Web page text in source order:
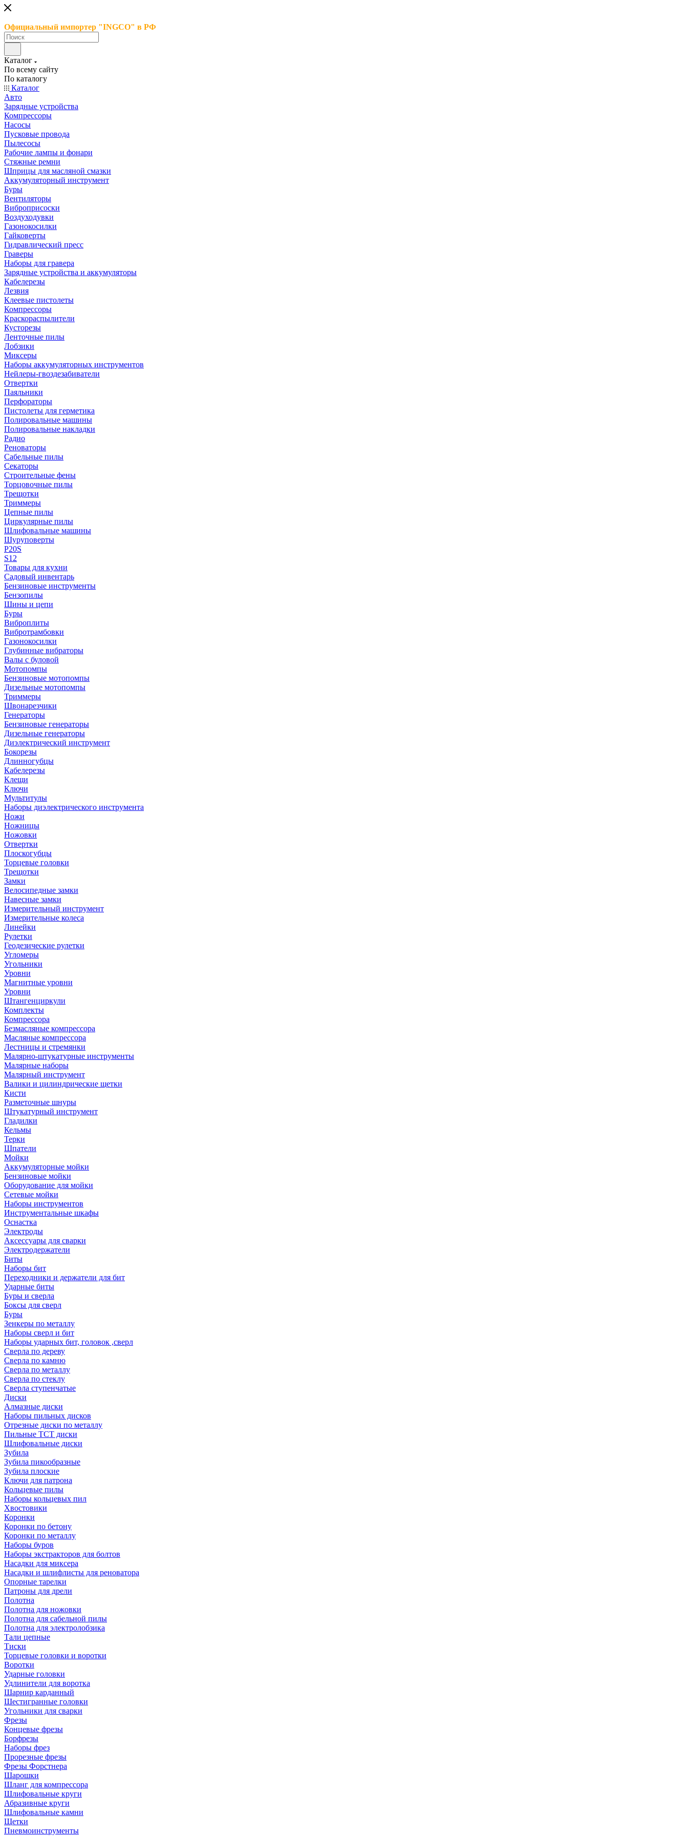
Официальный импортер "INGCO" в РФ
Каталог
По всему сайту
По каталогу
Каталог
Авто
Зарядные устройства
Компрессоры
Насосы
Пусковые провода
Пылесосы
Рабочие лампы и фонари
Стяжные ремни
Шприцы для масляной смазки
Аккумуляторный инструмент
Буры
Вентиляторы
Виброприсоски
Воздуходувки
Газонокосилки
Гайковерты
Гидравлический пресс
Граверы
Наборы для гравера
Зарядные устройства и аккумуляторы
Кабелерезы
Лезвия
Клеевые пистолеты
Компрессоры
Краскораспылители
Кусторезы
Ленточные пилы
Лобзики
Миксеры
Наборы аккумуляторных инструментов
Нейлеры-гвоздезабиватели
Отвертки
Паяльники
Перфораторы
Пистолеты для герметика
Полировальные машины
Полировальные накладки
Радио
Реноваторы
Сабельные пилы
Секаторы
Строительные фены
Торцовочные пилы
Трещотки
Триммеры
Цепные пилы
Циркулярные пилы
Шлифовальные машины
Шуруповерты
P20S
S12
Товары для кухни
Садовый инвентарь
Бензиновые инструменты
Бензопилы
Шины и цепи
Буры
Виброплиты
Вибротрамбовки
Газонокосилки
Глубинные вибраторы
Валы с буловой
Мотопомпы
Бензиновые мотопомпы
Дизельные мотопомпы
Триммеры
Швонарезчики
Генераторы
Бензиновые генераторы
Дизельные генераторы
Диэлектрический инструмент
Бокорезы
Длинногубцы
Кабелерезы
Клещи
Ключи
Мультитулы
Наборы диэлектрического инструмента
Ножи
Ножницы
Ножовки
Отвертки
Плоскогубцы
Торцевые головки
Трещотки
Замки
Велосипедные замки
Навесные замки
Измерительный инструмент
Измерительные колеса
Линейки
Рулетки
Геодезические рулетки
Угломеры
Угольники
Уровни
Магнитные уровни
Уровни
Штангенциркули
Комплекты
Компрессора
Безмасляные компрессора
Масляные компрессора
Лестницы и стремянки
Малярно-штукатурные инструменты
Малярные наборы
Малярный инструмент
Валики и цилиндрические щетки
Кисти
Разметочные шнуры
Штукатурный инструмент
Гладилки
Кельмы
Терки
Шпатели
Мойки
Аккумуляторные мойки
Бензиновые мойки
Оборудование для мойки
Сетевые мойки
Наборы инструментов
Инструментальные шкафы
Оснастка
Электроды
Аксессуары для сварки
Электродержатели
Биты
Наборы бит
Переходники и держатели для бит
Ударные биты
Буры и сверла
Боксы для сверл
Буры
Зенкеры по металлу
Наборы сверл и бит
Наборы ударных бит, головок ,сверл
Сверла по дереву
Сверла по камню
Сверла по металлу
Сверла по стеклу
Сверла ступенчатые
Диски
Алмазные диски
Наборы пильных дисков
Отрезные диски по металлу
Пильные TCT диски
Шлифовальные диски
Зубила
Зубила пикообразные
Зубила плоские
Ключи для патрона
Кольцевые пилы
Наборы кольцевых пил
Хвостовики
Коронки
Коронки по бетону
Коронки по металлу
Наборы буров
Наборы экстракторов для болтов
Насадки для миксера
Насадки и шлифлисты для реноватора
Опорные тарелки
Патроны для дрели
Полотна
Полотна для ножовки
Полотна для сабельной пилы
Полотна для электролобзика
Тали цепные
Тиски
Торцевые головки и воротки
Воротки
Ударные головки
Удлинители для воротка
Шарнир карданный
Шестигранные головки
Угольники для сварки
Фрезы
Концевые фрезы
Борфрезы
Наборы фрез
Прорезные фрезы
Фрезы Форстнера
Шарошки
Шланг для компрессора
Шлифовальные круги
Абразивные круги
Шлифовальные камни
Щетки
Пневмоинструменты